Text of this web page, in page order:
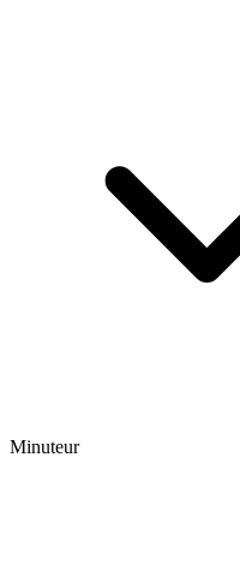
Minuteur